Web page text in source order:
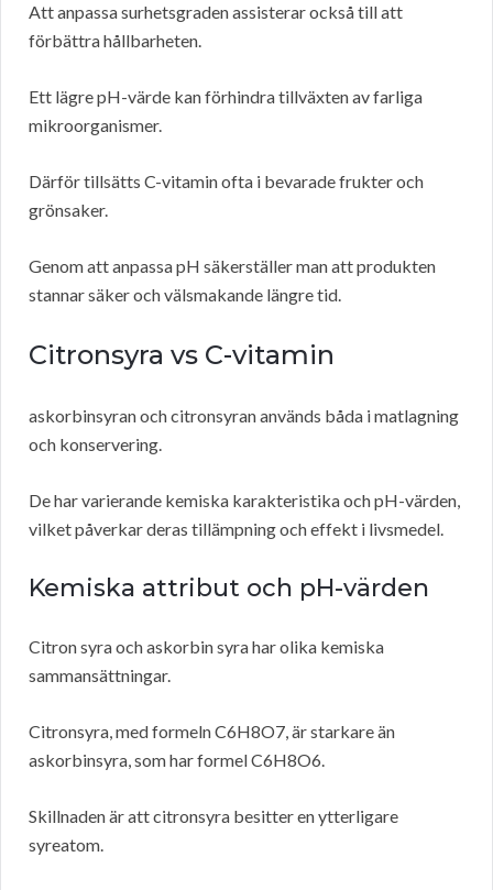
Att anpassa surhetsgraden assisterar också till att
förbättra hållbarheten.
Ett lägre pH-värde kan förhindra tillväxten av farliga
mikroorganismer.
Därför tillsätts C-vitamin ofta i bevarade frukter och
grönsaker.
Genom att anpassa pH säkerställer man att produkten
stannar säker och välsmakande längre tid.
Citronsyra vs C-vitamin
askorbinsyran och citronsyran används båda i matlagning
och konservering.
De har varierande kemiska karakteristika och pH-värden,
vilket påverkar deras tillämpning och effekt i livsmedel.
Kemiska attribut och pH-värden
Citron syra och askorbin syra har olika kemiska
sammansättningar.
Citronsyra, med formeln C6H8O7, är starkare än
askorbinsyra, som har formel C6H8O6.
Skillnaden är att citronsyra besitter en ytterligare
syreatom.